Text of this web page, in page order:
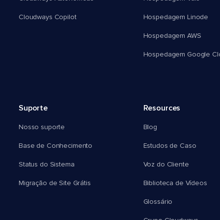
Cloudways Copilot Hospedagem Linode
Hospedagem AWS
Hospedagem Google
Suporte
Nosso suporte
Base de Conhecimento
Status do Sistema
Migração de Site Grátis
Resources
Blog
Estudos de Caso
Voz do Cliente
Biblioteca de Vídeos
Glossário